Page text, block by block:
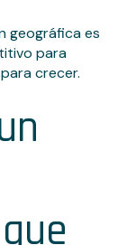
geográfica es
para
crecer.